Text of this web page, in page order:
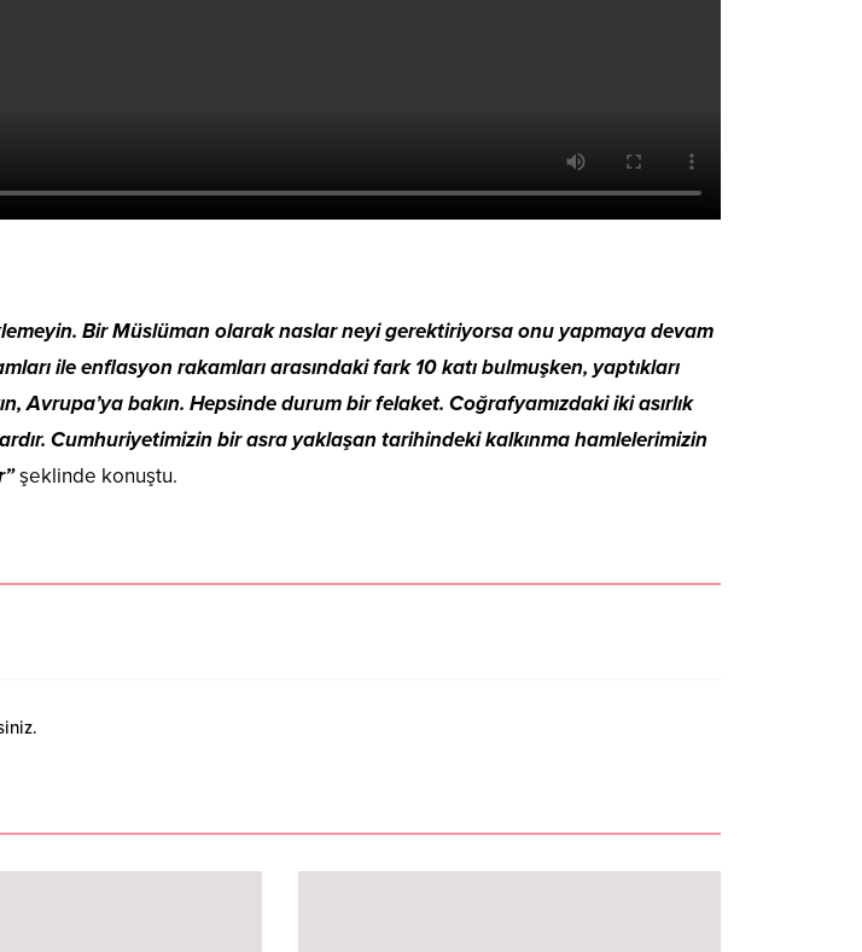
Bir Müslüman olarak naslar neyi gerektiriyorsa onu yapmaya devam
ile enflasyon rakamları arasındaki fark 10 katı bulmuşken, yaptıkları
Avrupa’ya bakın. Hepsinde durum bir felaket. Coğrafyamızdaki iki asırlık
Cumhuriyetimizin bir asra yaklaşan tarihindeki kalkınma hamlelerimizin
şeklinde konuştu.